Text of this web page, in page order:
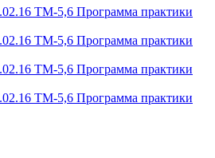
ТМ-5,6 Программа практики
ТМ-5,6 Программа практики
ТМ-5,6 Программа практики
ТМ-5,6 Программа практики